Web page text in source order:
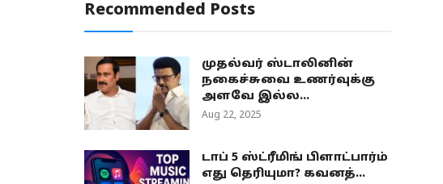
Recommended Posts
முதல்வர் ஸ்டாலினின்
நகைச்சுவை உணர்வுக்கு
அளவே இல்ல...
Aug 22, 2025
டாப் 5 ஸ்ட்ரீமிங் பிளாட்பார்ம்
எது தெரியுமா? கவனத்...